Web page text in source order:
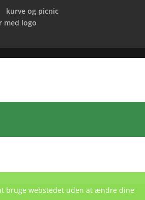
kurve og picnic
med logo
bruge webstedet uden at ændre dine